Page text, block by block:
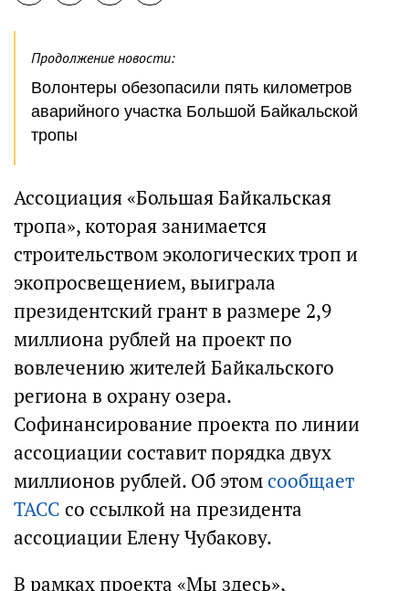
Продолжение новости:
Волонтеры обезопасили пять километров
аварийного участка Большой Байкальской
тропы
Ассоциация «Большая Байкальская
тропа», которая занимается
строительством экологических троп и
экопросвещением, выиграла
президентский грант в размере 2,9
миллиона рублей на проект по
вовлечению жителей Байкальского
региона в охрану озера.
Софинансирование проекта по линии
ассоциации составит порядка двух
миллионов рублей. Об этомсообщает
ТАСС со ссылкой на президента
ассоциации Елену Чубакову.
В рамках проекта «Мы здесь»,